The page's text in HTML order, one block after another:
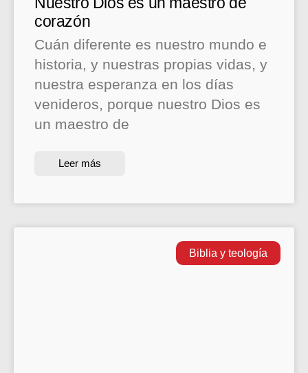
corazón
Cuán diferente es nuestro mundo e
historia, y nuestras propias vidas, y
nuestra esperanza en los días
venideros, porque nuestro Dios es
un maestro de
Leer más
Biblia y teología